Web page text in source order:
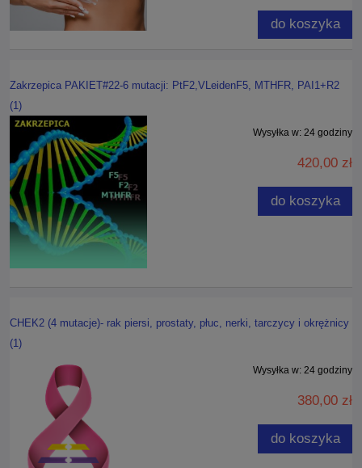
do koszyka
Zakrzepica PAKIET#22-6 mutacji: PtF2,VLeidenF5, MTHFR, PAI1+R2
(1)
Wysyłka w: 24 godziny
420,00 zł
do koszyka
CHEK2 (4 mutacje)- rak piersi, prostaty, płuc, nerki, tarczycy i okrężnicy
(1)
Wysyłka w: 24 godziny
380,00 zł
do koszyka